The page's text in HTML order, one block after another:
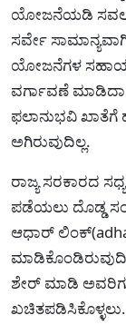
ಯೋಜನೆಯಡಿ
ಸರ್ವೇ
ಯೋಜನೆಗಳ
ವರ್ಗಾವಣೆ
ಫಲಾನುಭವಿ ಖಾತೆಗೆ
ಅಗಿರುವುದಿಲ್ಲ.
ರಾಜ್ಯ ಸರಕಾರದ
ಪಡೆಯಲು ದೊಡ್ಡ
ಆಧಾರ್
ಶೇರ್ ಮಾಡಿ
ಖಚಿತಪಡಿಸಿಕೊಳ್ಳಲು.